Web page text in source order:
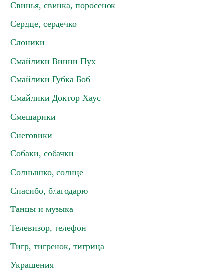
Свинья, свинка, поросенок
Сердце, сердечко
Слоники
Смайлики Винни Пух
Смайлики Губка Боб
Смайлики Доктор Хаус
Смешарики
Снеговики
Собаки, собачки
Солнышко, солнце
Спасибо, благодарю
Танцы и музыка
Телевизор, телефон
Тигр, тигренок, тигрица
Украшения